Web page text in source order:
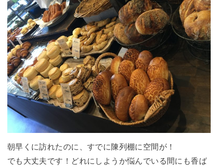
朝早くに訪れたのに、すでに陳列棚に空間が！
でも大丈夫です！どれにしようか悩んでいる間にも香ば